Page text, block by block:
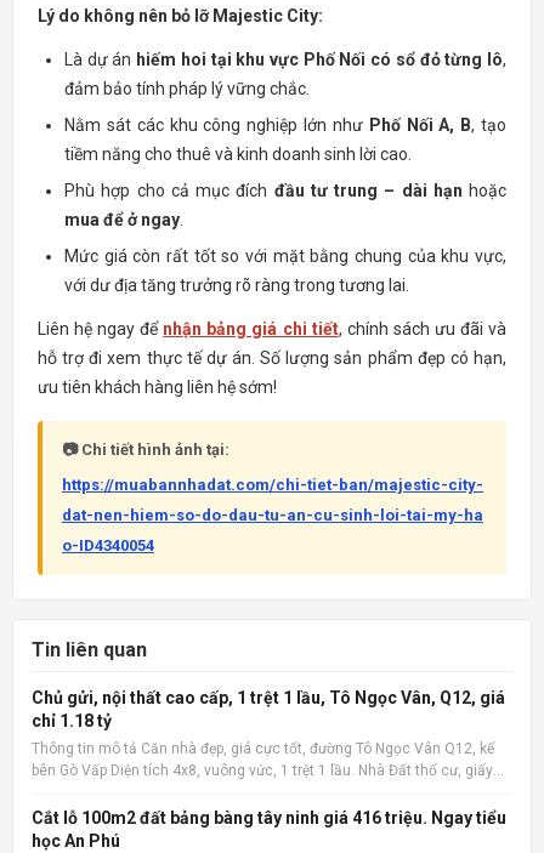
Lý do không nên bỏ lỡ Majestic City:
Là dự án hiếm hoi tại khu vực Phố Nối có sổ đỏ từng lô,
đảm bảo tính pháp lý vững chắc.
Nằm sát các khu công nghiệp lớn như Phố Nối A, B, tạo
tiềm năng cho thuê và kinh doanh sinh lời cao.
Phù hợp cho cả mục đích đầu tư trung – dài hạn hoặc
mua để ở ngay
Mức giá còn rất tốt so với mặt bằng chung của khu vực,
với dư địa tăng trưởng rõ ràng trong tương lai.
Liên hệ ngay để nhận bảng giá chi tiết, chính sách ưu đãi và
hỗ trợ đi xem thực tế dự án. Số lượng sản phẩm đẹp có hạn,
ưu tiên khách hàng liên hệ sớm!
📷 Chi tiết hình ảnh tại:
https://muabannhadat.com/chi-tiet-ban/majestic-city-
dat-nen-hiem-so-do-dau-tu-an-cu-sinh-loi-tai-my-ha
o-ID4340054
Tin liên quan
Chủ gửi, nội thất cao cấp, 1 trệt 1 lầu, Tô Ngọc Vân, Q12, giá
chỉ 1.18 tỷ
Thông tin mô tả Căn nhà đẹp, giá cực tốt, đường Tô Ngọc Vân Q12, kế
bên Gò Vấp Diện tích 4x8, vuông vức, 1 trệt 1 lầu. Nhà Đất thổ cư, giấy
công rộng, sân phơi. Giá cực tốt chỉ 1.1
Cắt lỗ 100m2 đất bảng bàng tây ninh giá 416 triệu. Ngay tiểu
học An Phú